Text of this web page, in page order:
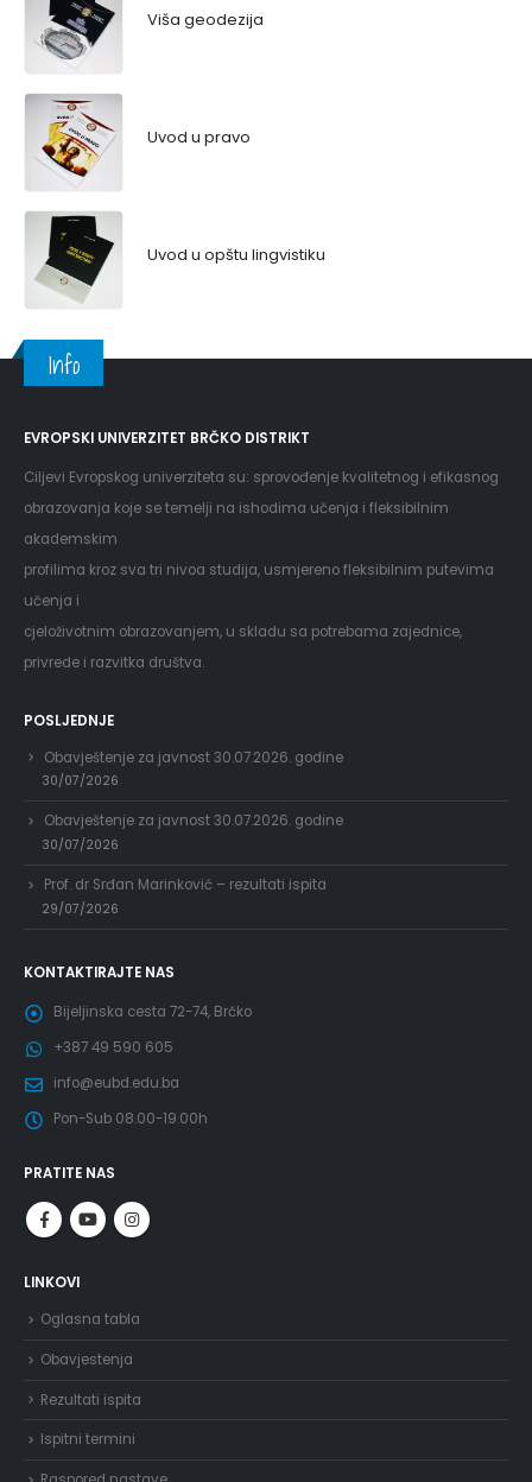
Viša geodezija
Uvod u pravo
Uvod u opštu lingvistiku
Info
EVROPSKI UNIVERZITET BRČKO DISTRIKT
Ciljevi Evropskog univerziteta su: sprovođenje kvalitetnog i efikasnog
obrazovanja koje se temelji na ishodima učenja i fleksibilnim
akademskim
profilima kroz sva tri nivoa studija, usmjereno fleksibilnim putevima
učenja i
cjeloživotnim obrazovanjem, u skladu sa potrebama zajednice,
privrede i razvitka društva.
POSLJEDNJE
Obavještenje za javnost 30.07.2026. godine
30/07/2026
Obavještenje za javnost 30.07.2026. godine
30/07/2026
Prof. dr Srđan Marinković – rezultati ispita
29/07/2026
KONTAKTIRAJTE NAS
Bijeljinska cesta 72-74, Brčko
+387 49 590 605
info@eubd.edu.ba
Pon-Sub 08.00-19.00h
PRATITE NAS
LINKOVI
Oglasna tabla
Obavjestenja
Rezultati ispita
Ispitni termini